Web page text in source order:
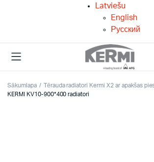
Latviešu
English
Русский
Sākumlapa
Tērauda radiatori Kermi X2 ar apakšas
KERMI KV10-900*400 radiatori